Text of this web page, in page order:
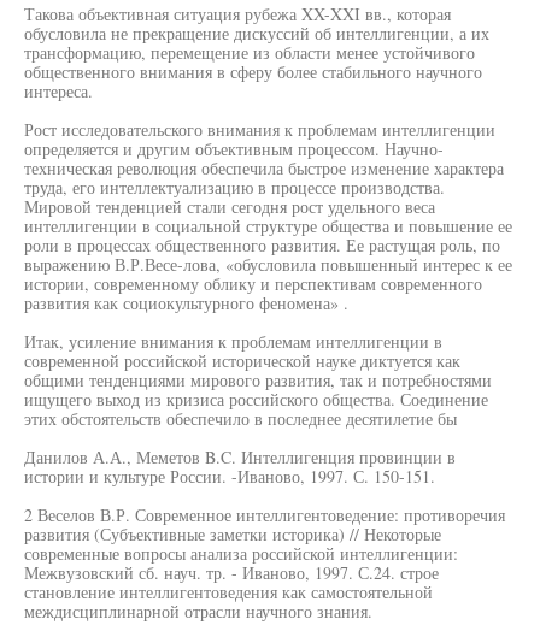
Такова объективная ситуация рубежа XX-XXI вв., которая
обусловила не прекращение дискуссий об интеллигенции, а их
трансформацию, перемещение из области менее устойчивого
общественного внимания в сферу более стабильного научного
интереса.
Рост исследовательского внимания к проблемам интеллигенции
определяется и другим объективным процессом. Научно-
техническая революция обеспечила быстрое изменение характера
труда, его интеллектуализацию в процессе производства.
Мировой тенденцией стали сегодня рост удельного веса
интеллигенции в социальной структуре общества и повышение ее
роли в процессах общественного развития. Ее растущая роль, по
выражению В.Р.Весе-лова, «обусловила повышенный интерес к ее
истории, современному облику и перспективам современного
развития как социокультурного феномена» .
Итак, усиление внимания к проблемам интеллигенции в
современной российской исторической науке диктуется как
общими тенденциями мирового развития, так и потребностями
ищущего выход из кризиса российского общества. Соединение
этих обстоятельств обеспечило в последнее десятилетие бы
Данилов А.А., Меметов B.C. Интеллигенция провинции в
истории и культуре России. -Иваново, 1997. С. 150-151.
2 Веселов В.Р. Современное интеллигентоведение: противоречия
развития (Субъективные заметки историка) // Некоторые
современные вопросы анализа российской интеллигенции:
Межвузовский сб. науч. тр. - Иваново, 1997. С.24. строе
становление интеллигентоведения как самостоятельной
междисциплинарной отрасли научного знания.